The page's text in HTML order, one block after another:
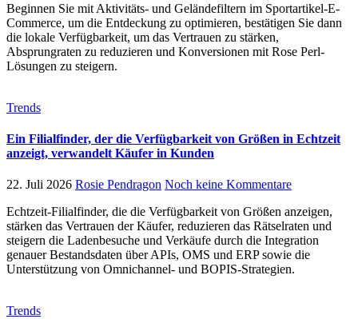
Beginnen Sie mit Aktivitäts- und Geländefiltern im Sportartikel-E-
Commerce, um die Entdeckung zu optimieren, bestätigen Sie dann
die lokale Verfügbarkeit, um das Vertrauen zu stärken,
Absprungraten zu reduzieren und Konversionen mit Rose Perl-
Lösungen zu steigern.
Trends
Ein Filialfinder, der die Verfügbarkeit von Größen in Echtzeit
anzeigt, verwandelt Käufer in Kunden
22. Juli 2026 Rosie Pendragon Noch keine Kommentare
Echtzeit-Filialfinder, die die Verfügbarkeit von Größen anzeigen,
stärken das Vertrauen der Käufer, reduzieren das Rätselraten und
steigern die Ladenbesuche und Verkäufe durch die Integration
genauer Bestandsdaten über APIs, OMS und ERP sowie die
Unterstützung von Omnichannel- und BOPIS-Strategien.
Trends